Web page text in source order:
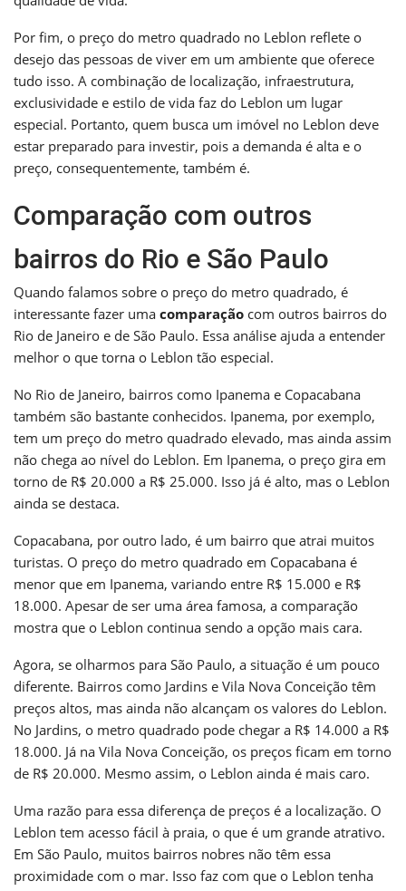
Por fim, o preço do metro quadrado no Leblon reflete o
desejo das pessoas de viver em um ambiente que oferece
tudo isso. A combinação de localização, infraestrutura,
exclusividade e estilo de vida faz do Leblon um lugar
especial. Portanto, quem busca um imóvel no Leblon deve
estar preparado para investir, pois a demanda é alta e o
preço, consequentemente, também é.
Comparação com outros
bairros do Rio e São Paulo
Quando falamos sobre o preço do metro quadrado, é
interessante fazer uma comparação com outros bairros do
Rio de Janeiro e de São Paulo. Essa análise ajuda a entender
melhor o que torna o Leblon tão especial.
No Rio de Janeiro, bairros como Ipanema e Copacabana
também são bastante conhecidos. Ipanema, por exemplo,
tem um preço do metro quadrado elevado, mas ainda assim
não chega ao nível do Leblon. Em Ipanema, o preço gira em
torno de R$ 20.000 a R$ 25.000. Isso já é alto, mas o Leblon
ainda se destaca.
Copacabana, por outro lado, é um bairro que atrai muitos
turistas. O preço do metro quadrado em Copacabana é
menor que em Ipanema, variando entre R$ 15.000 e R$
18.000. Apesar de ser uma área famosa, a comparação
mostra que o Leblon continua sendo a opção mais cara.
Agora, se olharmos para São Paulo, a situação é um pouco
diferente. Bairros como Jardins e Vila Nova Conceição têm
preços altos, mas ainda não alcançam os valores do Leblon.
No Jardins, o metro quadrado pode chegar a R$ 14.000 a R$
18.000. Já na Vila Nova Conceição, os preços ficam em torno
de R$ 20.000. Mesmo assim, o Leblon ainda é mais caro.
Uma razão para essa diferença de preços é a localização. O
Leblon tem acesso fácil à praia, o que é um grande atrativo.
Em São Paulo, muitos bairros nobres não têm essa
proximidade com o mar. Isso faz com que o Leblon tenha